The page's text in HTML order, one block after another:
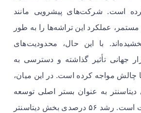
است. شرکت‌های پیشرویی مانند
مستمر، عملکرد این تراشه‌ها را به طور
با این حال، محدودیت‌های
جهانی تأثیر گذاشته و دسترسی به
چالش مواجه کرده است. در این میان،
به عنوان بستر اصلی توسعه
AI بسیار حائز اهمیت است. رشد ۵۶ درصدی بخش دیتاسنتر